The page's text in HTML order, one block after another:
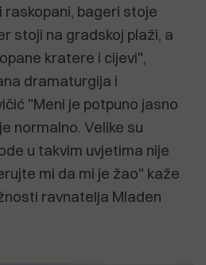
raskopani, bageri stoje
stoji na gradskoj plaži, a
kratere i cijevi",
dramaturgija i
"Meni je potpuno jasno
normalno. Velike su
u takvim uvjetima nije
mi da mi je žao" kaže
ravnatelja Mladen